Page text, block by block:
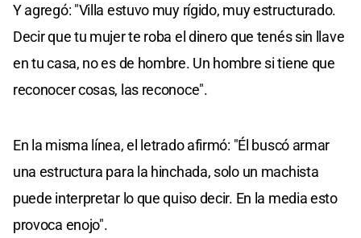
Y agregó: "Villa estuvo muy rígido, muy estructurado.
Decir que tu mujer te roba el dinero que tenés sin llave
en tu casa, no es de hombre. Un hombre si tiene que
reconocer cosas, las reconoce".
En la misma línea, el letrado afirmó: "Él buscó armar
una estructura para la hinchada, solo un machista
puede interpretar lo que quiso decir. En la media esto
provoca enojo".